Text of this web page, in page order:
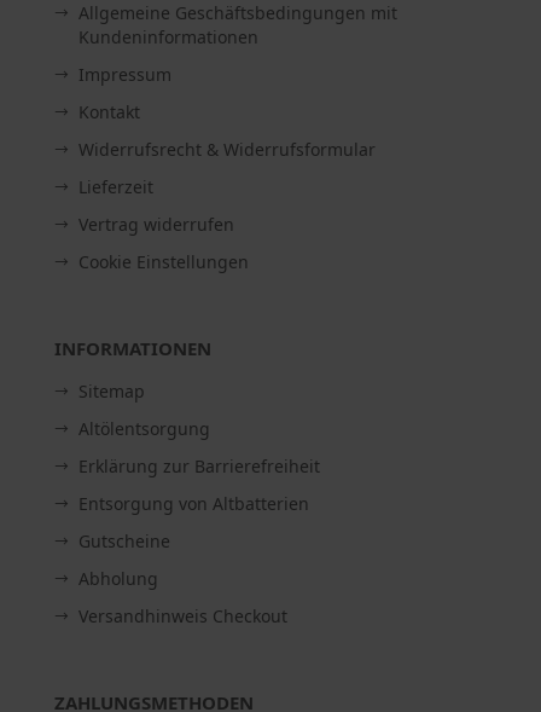
Allgemeine Geschäftsbedingungen mit
Kundeninformationen
Impressum
Kontakt
Widerrufsrecht & Widerrufsformular
Lieferzeit
Vertrag widerrufen
Cookie Einstellungen
INFORMATIONEN
Sitemap
Altölentsorgung
Erklärung zur Barrierefreiheit
Entsorgung von Altbatterien
Gutscheine
Abholung
Versandhinweis Checkout
ZAHLUNGSMETHODEN